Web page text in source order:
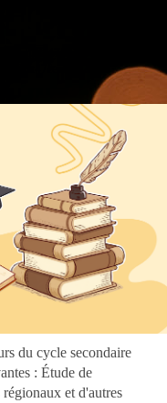
du cycle secondaire
: Étude de
et d'autres